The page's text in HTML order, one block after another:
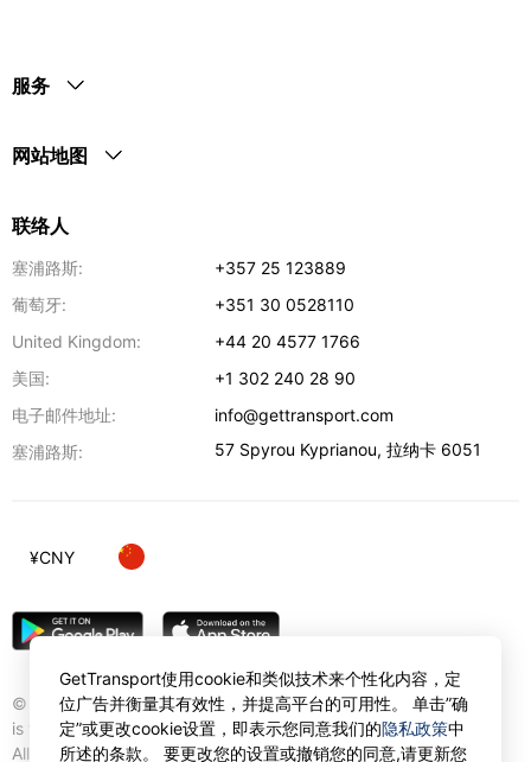
服务
网站地图
联络人
塞浦路斯:
+357 25 123889
葡萄牙:
+351 30 0528110
United Kingdom:
+44 20 4577 1766
美国:
+1 302 240 28 90
电子邮件地址:
info@gettransport.com
塞浦路斯:
57 Spyrou Kyprianou,拉纳卡 6051
© Gettransport International Limited. GetTransport®
is trademark of Gettransport International Limited.
All rights reserved.
¥CNY
GetTransport使用cookie和类似技术来个性化内容，定
位广告并衡量其有效性，并提高平台的可用性。 单击”确
定”或更改cookie设置，即表示您同意我们的隐私政策中
所述的条款。 要更改您的设置或撤销您的同意,请更新您